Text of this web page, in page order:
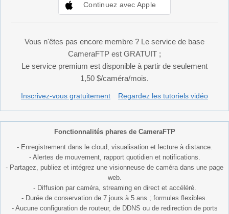
Continuez avec Apple
Vous n'êtes pas encore membre ? Le service de base
CameraFTP est GRATUIT ;
Le service premium est disponible à partir de seulement
1,50 $/caméra/mois.
Inscrivez-vous gratuitement Regardez les tutoriels vidéo
Fonctionnalités phares de CameraFTP
- Enregistrement dans le cloud, visualisation et lecture à distance.
- Alertes de mouvement, rapport quotidien et notifications.
- Partagez, publiez et intégrez une visionneuse de caméra dans une page
web.
- Diffusion par caméra, streaming en direct et accéléré.
- Durée de conservation de 7 jours à 5 ans ; formules flexibles.
- Aucune configuration de routeur, de DDNS ou de redirection de ports